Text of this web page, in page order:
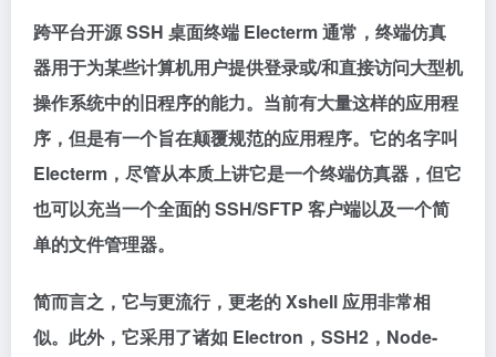
跨平台开源 SSH 桌面终端 Electerm 通常，终端仿真
器用于为某些计算机用户提供登录或/和直接访问大型机
操作系统中的旧程序的能力。当前有大量这样的应用程
序，但是有一个旨在颠覆规范的应用程序。它的名字叫
Electerm，尽管从本质上讲它是一个终端仿真器，但它
也可以充当一个全面的 SSH/SFTP 客户端以及一个简
单的文件管理器。
简而言之，它与更流行，更老的 Xshell 应用非常相
似。此外，它采用了诸如 Electron，SSH2，Node-